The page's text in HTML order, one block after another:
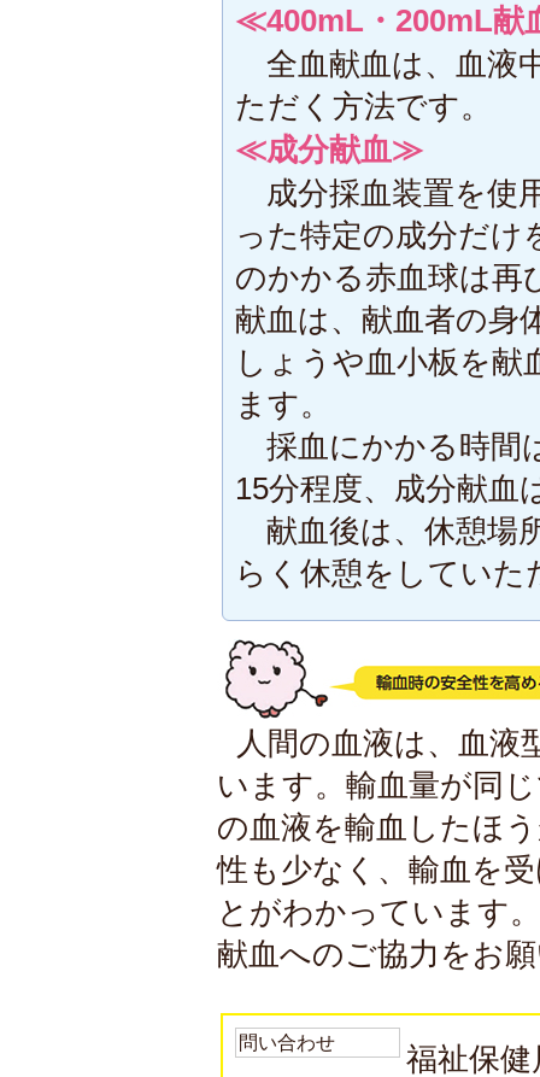
≪400mL・200mL献
全血献血は、血液
ただく方法です。
≪成分献血≫
成分採血装置を使
った特定の成分だけ
のかかる赤血球は再
献血は、献血者の身
しょうや血小板を
ます。
採血にかかる時間
15分程度、成分献血
献血後は、休憩場
らく休憩をしていた
人間の血液は、血液
います。輸血量が同
の血液を輸血したほ
性も少なく、輸血を
とがわかっています
献血へのご協力をお
問い合わせ
福祉保